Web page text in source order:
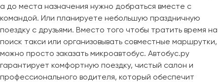
а до места назначения нужно добраться вместе с
командой. Или планируете небольшую праздничную
поездку с друзьями. Вместо того чтобы тратить время на
поиск такси или организовывать совместные маршрутки,
можно просто заказать микроавтобус. Автобус.ру
гарантирует комфортную поездку, чистый салон и
профессионального водителя, который обеспечит